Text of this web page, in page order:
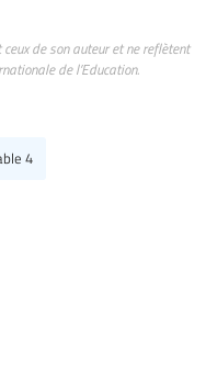
de son auteur et ne reflètent
de l’Education.
4